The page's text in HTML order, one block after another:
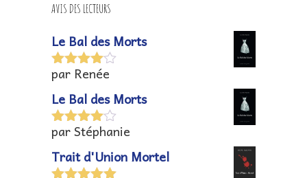
AVIS DES LECTEURS
Le Bal des Morts
Note4
par Renée
Le Bal des Morts
Note4
par Stéphanie
Trait d'Union Mortel